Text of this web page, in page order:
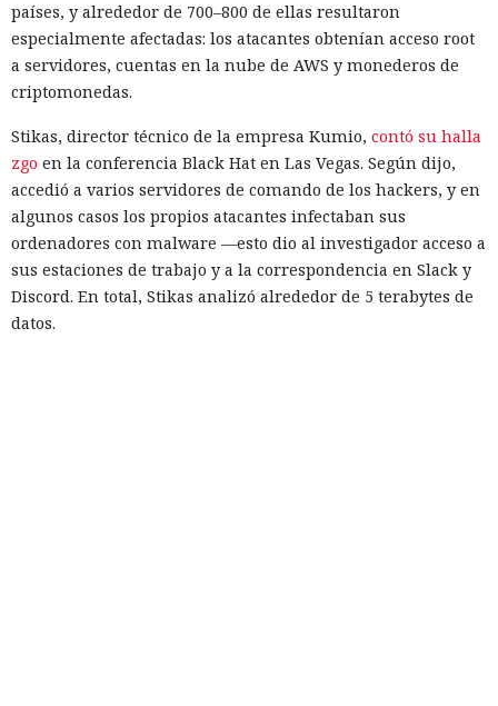
países, y alrededor de 700–800 de ellas resultaron
especialmente afectadas: los atacantes obtenían acceso root
a servidores, cuentas en la nube de AWS y monederos de
criptomonedas.
Stikas, director técnico de la empresa Kumio, contó su halla
zgo en la conferencia Black Hat en Las Vegas. Según dijo,
accedió a varios servidores de comando de los hackers, y en
algunos casos los propios atacantes infectaban sus
ordenadores con malware —esto dio al investigador acceso a
sus estaciones de trabajo y a la correspondencia en Slack y
Discord. En total, Stikas analizó alrededor de 5 terabytes de
datos.